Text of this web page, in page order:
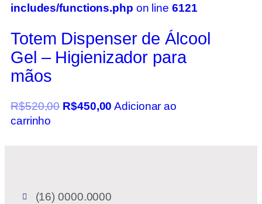
includes/functions.php on line 6121
Totem Dispenser de Álcool
Gel – Higienizador para
mãos
R$520,00 R$450,00 Adicionar ao
carrinho
(16) 0000.0000